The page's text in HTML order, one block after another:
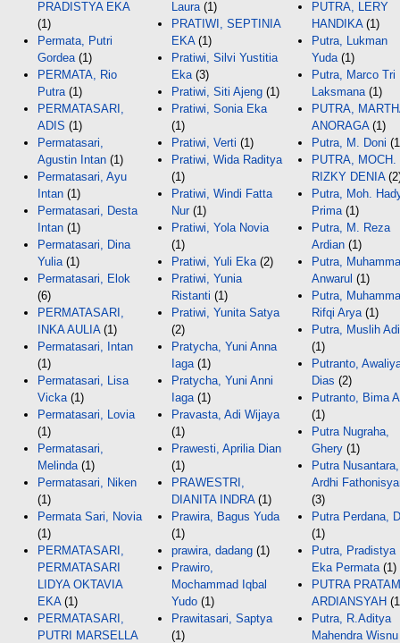
PRADISTYA EKA
(1)
Permata, Putri
Gordea (1)
PERMATA, Rio
Putra (1)
PERMATASARI,
ADIS (1)
Permatasari,
Agustin Intan (1)
Permatasari, Ayu
Intan (1)
Permatasari, Desta
Intan (1)
Permatasari, Dina
Yulia (1)
Permatasari, Elok
(6)
PERMATASARI,
INKA AULIA(1)
Permatasari, Intan
(1)
Permatasari, Lisa
Vicka (1)
Permatasari, Lovia
(1)
Permatasari,
Melinda (1)
Permatasari, Niken
(1)
Permata Sari, Novia
(1)
PERMATASARI,
PERMATASARI
LIDYA OKTAVIA
EKA(1)
PERMATASARI,
PUTRI MARSELLA
Laura (1)
PRATIWI, SEPTINIA
EKA(1)
Pratiwi, Silvi Yustitia
Eka (3)
Pratiwi, Siti Ajeng (1)
Pratiwi, Sonia Eka
(1)
Pratiwi, Verti (1)
Pratiwi, Wida Raditya
(1)
Pratiwi, Windi Fatta
Nur(1)
Pratiwi, Yola Novia
(1)
Pratiwi, Yuli Eka (2)
Pratiwi, Yunia
Ristanti (1)
Pratiwi, Yunita Satya
(2)
Pratycha, Yuni Anna
Iaga (1)
Pratycha, Yuni Anni
Iaga (1)
Pravasta, Adi Wijaya
(1)
Prawesti, Aprilia Dian
(1)
PRAWESTRI,
DIANITA INDRA(1)
Prawira, Bagus Yuda
(1)
prawira, dadang (1)
Prawiro,
Mochammad Iqbal
Yudo (1)
Prawitasari, Saptya
(1)
PUTRA, LERY
HANDIKA(1)
Putra, Lukman
Yuda (1)
Putra, Marco Tri
Laksmana (1)
PUTRA,
ANORAGA(1)
Putra, M. Doni
PUTRA, MOCH.
RIZKY DENIA
Putra, Moh.
Prima (1)
Putra, M. Reza
Ardian (1)
Putra,
Anwarul (1)
Putra,
Rifqi Arya (1)
Putra, Muslih Adi
(1)
Putranto,
Dias (2)
Putranto, Bima
(1)
Putra Nugraha,
Ghery (1)
Putra Nusantara,
Ardhi
(3)
Putra Perdana,
(1)
Putra, Pradistya
Eka Permata (1)
PUTRA
ARDIANSYAH
Putra, R.Aditya
Mahendra Wisnu